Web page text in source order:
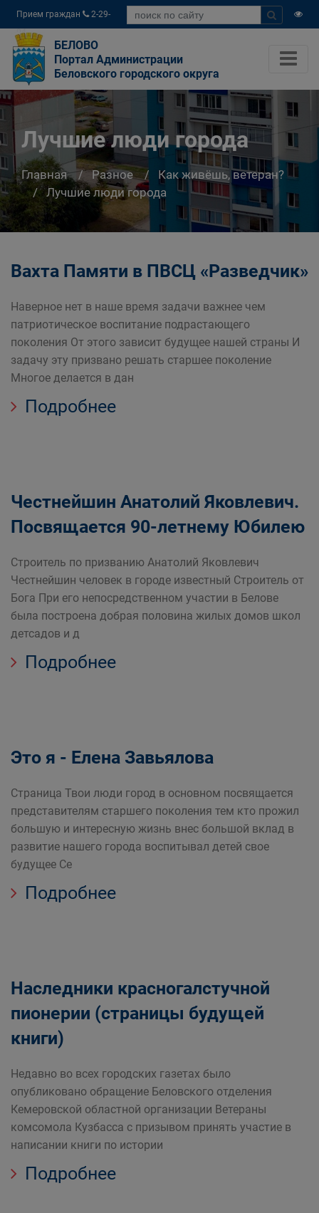
Прием граждан
2-29-
04
БЕЛОВО
Портал Администрации
Беловского городского округа
Лучшие люди города
Главная Разное
Как живёшь, ветеран?
Лучшие люди города
Вахта Памяти в ПВСЦ «Разведчик»
Наверное нет в наше время задачи важнее чем
патриотическое воспитание подрастающего
поколения От этого зависит будущее нашей страны И
задачу эту призвано решать старшее поколение
Многое делается в дан
Подробнее
Честнейшин Анатолий Яковлевич.
Посвящается 90-летнему Юбилею
Строитель по призванию Анатолий Яковлевич
Честнейшин человек в городе известный Строитель от
Бога При его непосредственном участии в Белове
была построена добрая половина жилых домов школ
детсадов и д
Подробнее
Это я - Елена Завьялова
Страница Твои люди город в основном посвящается
представителям старшего поколения тем кто прожил
большую и интересную жизнь внес большой вклад в
развитие нашего города воспитывал детей свое
будущее Се
Подробнее
Наследники красногалстучной
пионерии (страницы будущей
книги)
Недавно во всех городских газетах было
опубликовано обращение Беловского отделения
Кемеровской областной организации Ветераны
комсомола Кузбасса с призывом принять участие в
написании книги по истории
Подробнее